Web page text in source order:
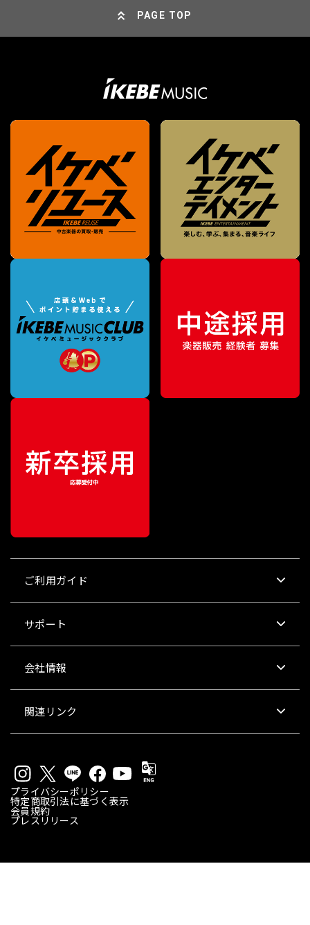
PAGE TOP
ご利用ガイド
サポート
会社情報
関連リンク
プライバシーポリシー
特定商取引法に基づく表示
会員規約
プレスリリース